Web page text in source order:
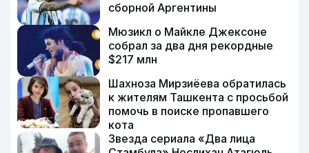
сборной Аргентины
Мюзикл о Майкле Джексоне
собрал за два дня рекордные
$217 млн
Шахноза Мирзиёева обратилась
к жителям Ташкента с просьбой
помочь в поиске пропавшего
кота
Звезда сериала «Два лица